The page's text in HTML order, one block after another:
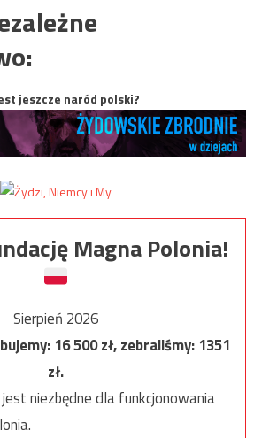
jeszcze naród polski?
Magna Polonia!
Sierpień 2026
16 500zł, zebraliśmy:1351
zł.
niezbędne dla funkcjonowania